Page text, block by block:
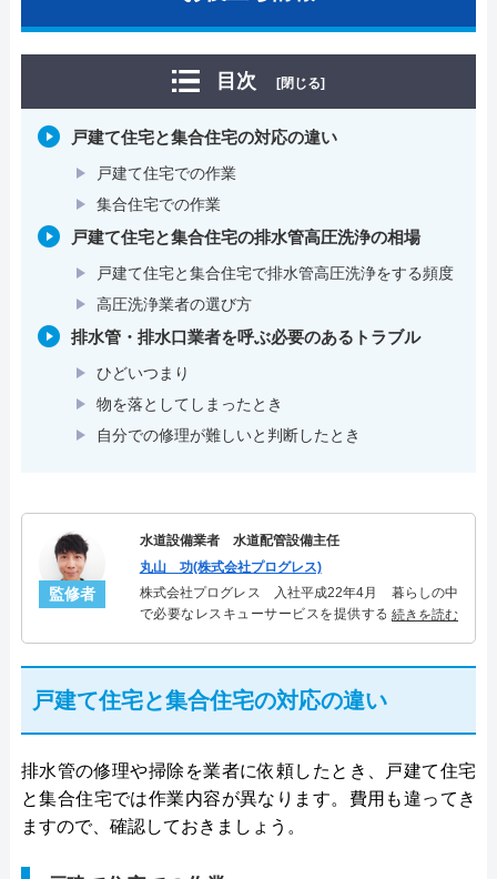
目次 [閉じる]
戸建て住宅と集合住宅の対応の違い
戸建て住宅での作業
集合住宅での作業
戸建て住宅と集合住宅の排水管高圧洗浄の相場
戸建て住宅と集合住宅で排水管高圧洗浄をする頻度
高圧洗浄業者の選び方
排水管・排水口業者を呼ぶ必要のあるトラブル
ひどいつまり
物を落としてしまったとき
自分での修理が難しいと判断したとき
監修者
水道設備業者 水道配管設備主任
丸山 功(株式会社プログレス)
株式会社プログレス 入社平成22年4月 暮らしの中
で必要なレスキューサービスを提供する株式会社プ
シャリスト。
続きを読む
戸建て住宅と集合住宅の対応の違い
排水管の修理や掃除を業者に依頼したとき、戸建て住宅
と集合住宅では作業内容が異なります。費用も違ってき
ますので、確認しておきましょう。